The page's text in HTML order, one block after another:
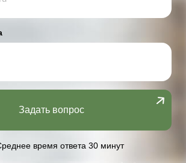
Задать вопрос
время ответа 30 минут